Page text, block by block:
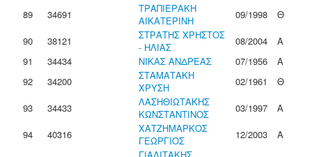
89
34691
ΤΡΑΠΙΕΡΑΚΗ
ΑΙΚΑΤΕΡΙΝΗ
09/1998
Θ
90
38121
ΣΤΡΑΤΗΣ ΧΡΗΣΤΟΣ
- ΗΛΙΑΣ
08/2004
Α
91
34434 ΝΙΚΑΣ ΑΝΔΡΕΑΣ 07/1956
Α
92
34200
ΣΤΑΜΑΤΑΚΗ
ΧΡΥΣΗ
02/1961
Θ
93
34433
ΛΑΣΗΘΙΩΤΑΚΗΣ
ΚΩΝΣΤΑΝΤΙΝΟΣ
03/1997
Α
94
40316
ΧΑΤΖΗΜΑΡΚΟΣ
ΓΕΩΡΓΙΟΣ
12/2003
Α